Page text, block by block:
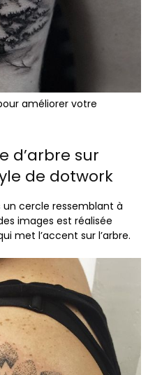
améliorer votre
d’arbre sur
de dotwork
un cercle ressemblant à
images est réalisée
met l’accent sur l’arbre.